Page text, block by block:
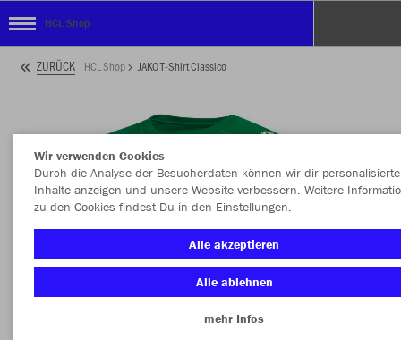
HCL Shop
ZURÜCK HCL Shop JAKO T-Shirt Classico
Wir verwenden Cookies
Durch die Analyse der Besucherdaten können wir dir personalisierte
Inhalte anzeigen und unsere Website verbessern. Weitere
zu den Cookies findest Du in den Einstellungen.
Alle akzeptieren
Alle ablehnen
mehr Infos